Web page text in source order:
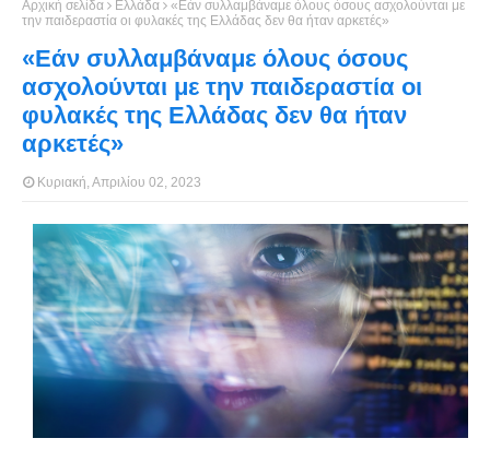
Αρχική σελίδα Ελλάδα
«Εάν συλλαμβάναμε όλους όσους ασχολούνται με
την παιδεραστία οι φυλακές της Ελλάδας δεν θα ήταν αρκετές»
«Εάν συλλαμβάναμε όλους όσους
ασχολούνται με την παιδεραστία οι
φυλακές της Ελλάδας δεν θα ήταν
αρκετές»
Κυριακή, Απριλίου 02, 2023